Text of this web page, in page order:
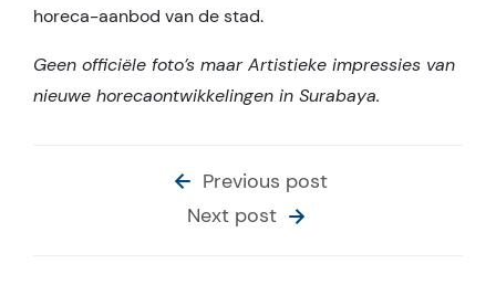
horeca-aanbod van de stad.
Geen officiële foto’s maar Artistieke impressies van
nieuwe horecaontwikkelingen in Surabaya.
Previous post
Next post